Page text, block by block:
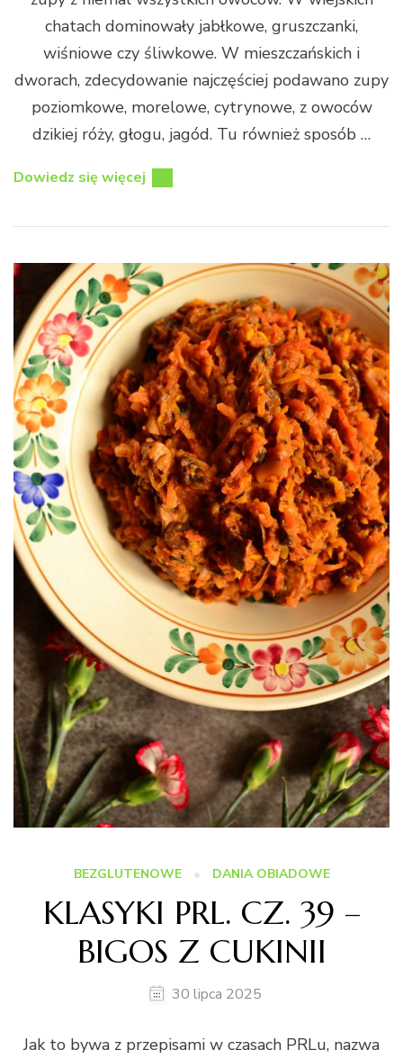
chatach dominowały jabłkowe, gruszczanki,
wiśniowe czy śliwkowe. W mieszczańskich i
dworach, zdecydowanie najczęściej podawano zupy
poziomkowe, morelowe, cytrynowe, z owoców
dzikiej róży, głogu, jagód. Tu również sposób …
Dowiedz się więcej
BEZGLUTENOWE DANIA OBIADOWE
KLASYKI PRL. CZ. 39 –
BIGOS Z CUKINII
30 lipca 2025
Jak to bywa z przepisami w czasach PRLu, nazwa